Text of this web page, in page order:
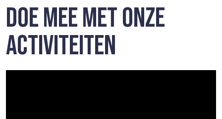
DOE MEE MET ONZE
ACTIVITEITEN